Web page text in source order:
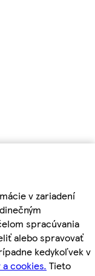
v zariadení
spracúvania
alebo spravovať
kedykoľvek v
cookies. Tieto